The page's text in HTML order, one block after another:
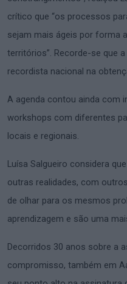
crítico que “os processos
sejam mais ágeis por forma
territórios”. Recorde-se que
recordista nacional na
A agenda contou ainda com
workshops com diferentes
locais e regionais.
Luísa Salgueiro considera
outras realidades, com
de olhar para os mesmos
aprendizagem e são uma
Decorridos 30 anos sobre a
compromisso, também em